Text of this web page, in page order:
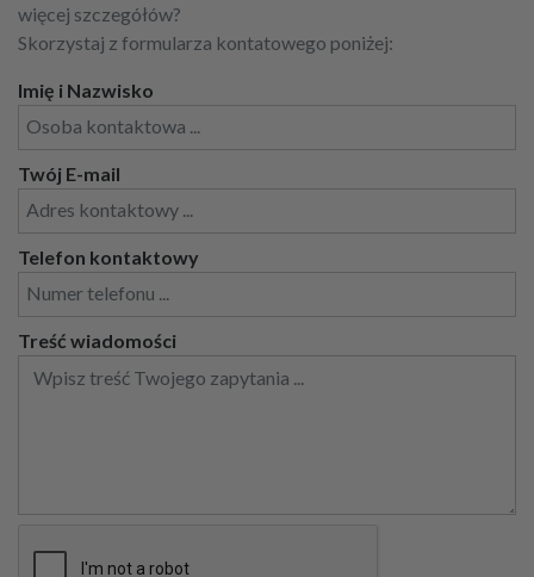
więcej szczegółów?
Skorzystaj z formularza kontatowego poniżej:
Imię i Nazwisko
Twój E-mail
Telefon kontaktowy
Treść wiadomości